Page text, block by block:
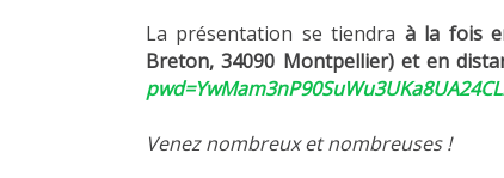
La présentation se tiendra à la fois
Breton, 34090 Montpellier) et en
Venez nombreux et nombreuses !